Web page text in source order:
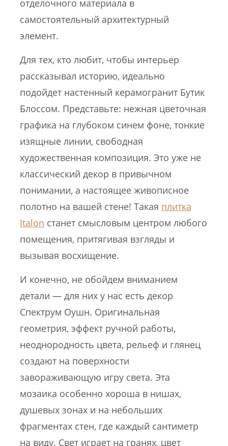
отделочного материала в
самостоятельный архитектурный
элемент.
Для тех, кто любит, чтобы интерьер
рассказывал историю, идеально
подойдет настенный керамогранит Бутик
Блоссом. Представьте: нежная цветочная
графика на глубоком синем фоне, тонкие
изящные линии, свободная
художественная композиция. Это уже не
классический декор в привычном
понимании, а настоящее живописное
полотно на вашей стене! Такая плитка
Italon станет смысловым центром любого
помещения, притягивая взгляды и
вызывая восхищение.
И конечно, не обойдем вниманием
детали — для них у нас есть декор
Спектрум Оушн. Оригинальная
геометрия, эффект ручной работы,
неоднородность цвета, рельеф и глянец
создают на поверхности
завораживающую игру света. Эта
мозаика особенно хороша в нишах,
душевых зонах и на небольших
фрагментах стен, где каждый сантиметр
на виду. Свет играет на гранях, цвет